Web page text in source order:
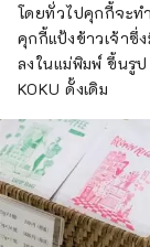
โดยทั่วไปคุกกี้จะท
คุกกี้แป้งข้าวเจ้าซึ่
ลงในแม่พิมพ์ ขึ้นรู
KOKU ดั้งเดิม